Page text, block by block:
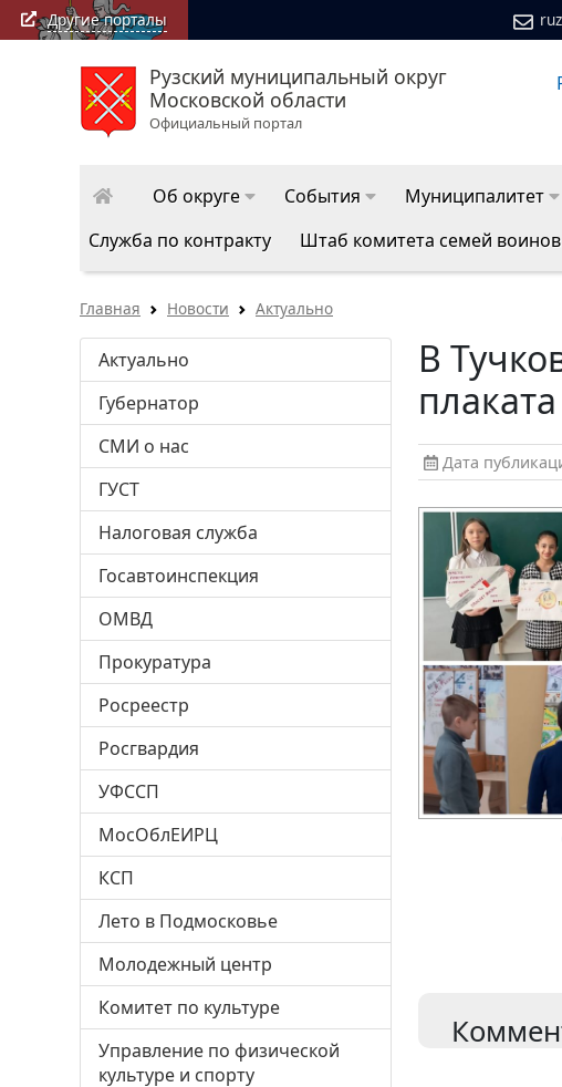
Другие порталы
Рузский муниципальный округ
Московской области
Официальный портал
Об округе События Муниципалитет
Служба по контракту
Штаб комитета семей
Главная Новости Актуально
Актуально
Губернатор
СМИ о нас
ГУСТ
Налоговая служба
Госавтоинспекция
ОМВД
Прокуратура
Росреестр
Росгвардия
УФССП
МосОблЕИРЦ
КСП
Лето в Подмосковье
Молодежный центр
Комитет по культуре
Управление по физической
культуре и спорту
В
плаката
Дата